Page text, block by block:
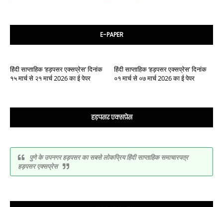
E-PAPER
हिंदी साप्ताहिक ‘हड़पसर एक्सप्रेस’ दिनांक
१५ मार्च से २१ मार्च 2026 का ई पेपर
हिंदी साप्ताहिक ‘हड़पसर एक्सप्रेस’ दिनांक
०१ मार्च से ०७ मार्च 2026 का ई पेपर
हड़पसर एक्सप्रेस
पुणे के उपनगर हड़पसर का सबसे लोकप्रिय हिंदी साप्ताहिक समाचारपत्र
हड़पसर एक्सप्रेस